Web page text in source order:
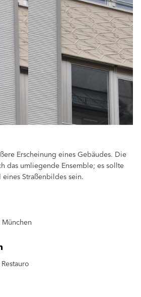
Erscheinung eines Gebäudes. Die
das umliegende Ensemble; es sollte
Straßenbildes sein.